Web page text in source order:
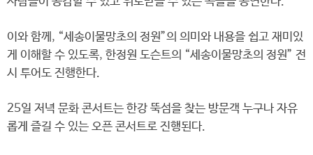
이와 함께, “세송이물망초의 정원”의 의미와 내용을 쉽고 재미있
게 이해할 수 있도록, 한정원 도슨트의 “세송이물망초의 정원” 전
시 투어도 진행한다.
25일 저녁 문화 콘서트는 한강 뚝섬을 찾는 방문객 누구나 자유
롭게 즐길 수 있는 오픈 콘서트로 진행된다.